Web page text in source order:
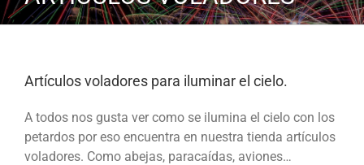
Artículos voladores para iluminar el cielo.
A todos nos gusta ver como se ilumina el cielo con los
petardos por eso encuentra en nuestra tienda artículos
voladores. Como abejas, paracaídas, aviones…